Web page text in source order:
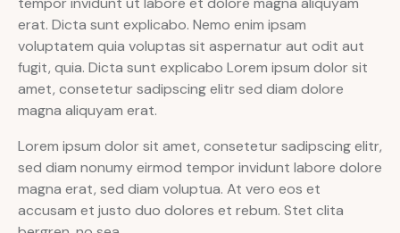
erat. Dicta sunt explicabo. Nemo enim ipsam
voluptatem quia voluptas sit aspernatur aut odit aut
fugit, quia. Dicta sunt explicabo Lorem ipsum dolor sit
amet, consetetur sadipscing elitr sed diam dolore
magna aliquyam erat.
Lorem ipsum dolor sit amet, consetetur sadipscing elitr,
sed diam nonumy eirmod tempor invidunt labore dolore
magna erat, sed diam voluptua. At vero eos et
accusam et justo duo dolores et rebum. Stet clita